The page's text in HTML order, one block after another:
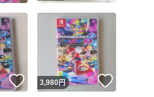
いいね！
3,980円